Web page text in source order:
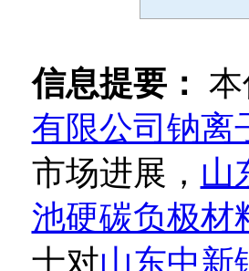
信息提要：
有限公司钠离
市场进展， 山
池硬碳负极材
士对山东中新